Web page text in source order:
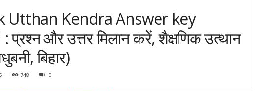
Utthan Kendra Answer key
और उत्तर मिलान करें, शैक्षणिक उत्थान
बिहार)
748 0